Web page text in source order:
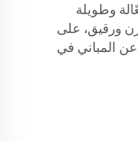
وطويلة
ورقيق، على
عن المباني في